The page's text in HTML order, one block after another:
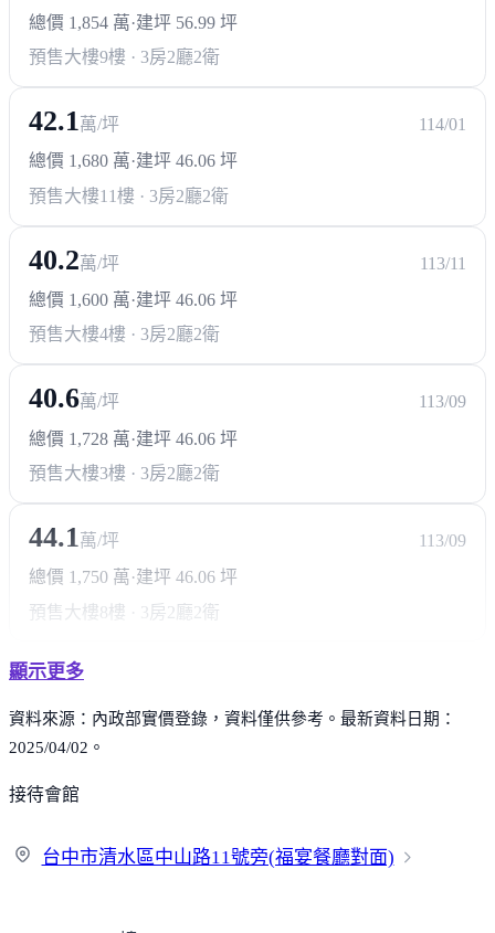
總價 1,854 萬·建坪 56.99 坪
預售大樓9樓 · 3房2廳2衛
42.1萬/坪
114/01
總價 1,680 萬·建坪 46.06 坪
預售大樓11樓 · 3房2廳2衛
40.2萬/坪
113/11
總價 1,600 萬·建坪 46.06 坪
預售大樓4樓 · 3房2廳2衛
40.6萬/坪
113/09
總價 1,728 萬·建坪 46.06 坪
預售大樓3樓 · 3房2廳2衛
44.1萬/坪
113/09
總價 1,750 萬 ·建坪 46.06 坪
預售大樓8樓 · 3房2廳2衛
顯示更多
資料來源：內政部實價登錄，資料僅供參考。最新資料日期：
2025/04/02。
接待會館
台中市清水區中山路11號旁(福宴餐廳對面)